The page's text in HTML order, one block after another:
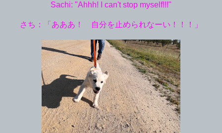
Sachi: "Ahhh! I can't stop myself!!!"
さち：「あああ！ 自分を止められなーい！！！」